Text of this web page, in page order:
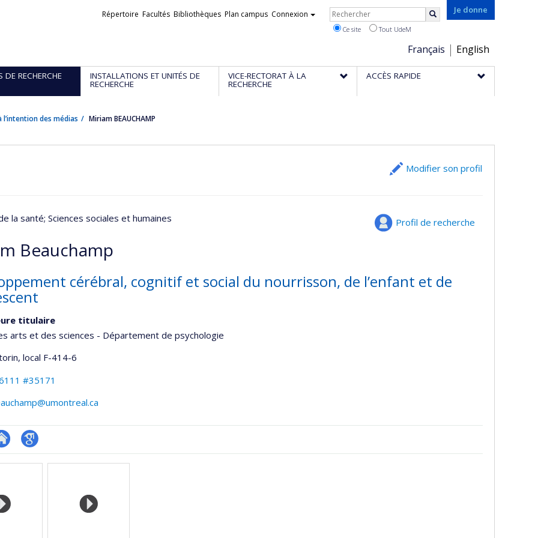
Je donne
Choix
de
la
Français English
Liens
Répertoire Facultés Bibliothèques Plan campus Connexion Rechercher
Ce site Tout UdeM
DE RECHERCHE INSTALLATIONS ET UNITÉS DE
RECHERCHE
VICE-RECTORAT À LA
RECHERCHE
ACCÈS RAPIDE
des médias Miriam BEAUCHAMP
Modifier son profil
Profil de recherche
la santé; Sciences sociales et humaines
Beauchamp
cérébral, cognitif et social du nourrisson, de l’enfant et de
titulaire
arts et des sciences - Département de psychologie
, local F-414-6
#35171
Google